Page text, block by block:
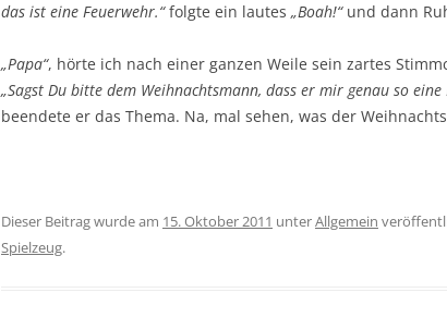
das ist eine Feuerwehr.“folgte ein lautes „Boah!“und dann
„Papa“, hörte ich nach einer ganzen Weile sein zartes
„Sagst Du bitte dem Weihnachtsmann, dass er mir genau so
beendete er das Thema. Na, mal sehen, was der
Dieser Beitrag wurde am 15. Oktober 2011 unterAllgemein
Spielzeug.